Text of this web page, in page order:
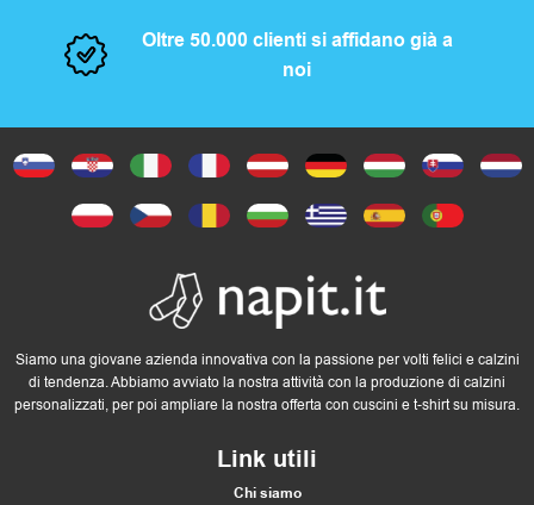
Oltre 50.000 clienti si affidano già a
noi
Siamo una giovane azienda innovativa con la passione per volti felici e calzini
di tendenza. Abbiamo avviato la nostra attività con la produzione di calzini
personalizzati, per poi ampliare la nostra offerta con cuscini e t-shirt su misura.
Link utili
Chi siamo